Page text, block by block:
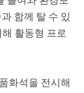
함께 탈 수 있
활동형 프로
화석을 전시해